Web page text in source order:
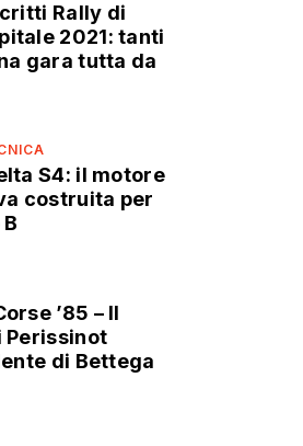
Rally di
2021: tanti
gara tutta da
S4: il motore
costruita per
’85 – Il
Perissinot
di Bettega